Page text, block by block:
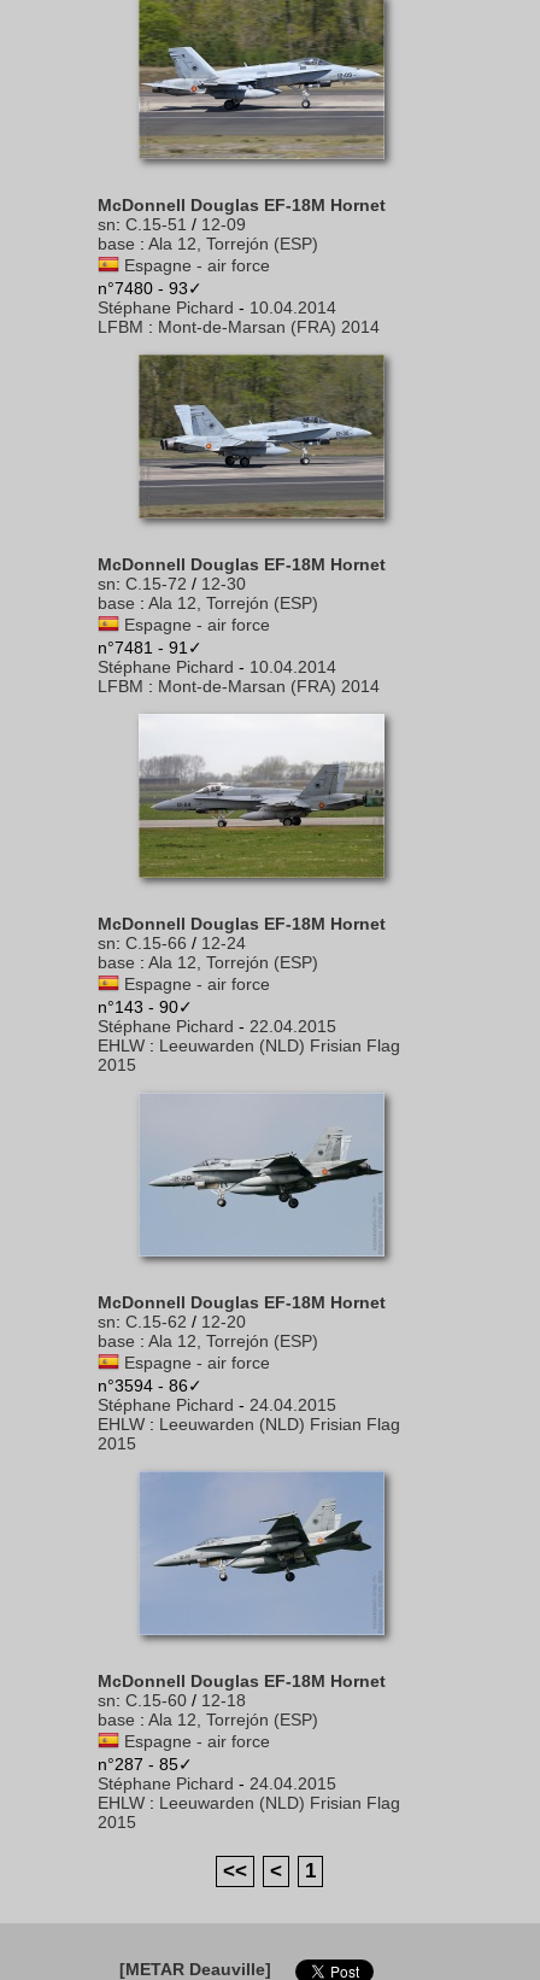
McDonnell Douglas EF-18M Hornet
sn: C.15-51 / 12-09
base : Ala 12, Torrejón (ESP)
Espagne - air force
n°7480 - 93✓
Stéphane Pichard - 10.04.2014
LFBM : Mont-de-Marsan (FRA) 2014
McDonnell Douglas EF-18M Hornet
sn: C.15-72 / 12-30
base : Ala 12, Torrejón (ESP)
Espagne - air force
n°7481 - 91✓
Stéphane Pichard - 10.04.2014
LFBM : Mont-de-Marsan (FRA) 2014
McDonnell Douglas EF-18M Hornet
sn: C.15-66 / 12-24
base : Ala 12, Torrejón (ESP)
Espagne - air force
n°143 - 90✓
Stéphane Pichard - 22.04.2015
EHLW : Leeuwarden (NLD) Frisian Flag
2015
McDonnell Douglas EF-18M Hornet
sn: C.15-62 / 12-20
base : Ala 12, Torrejón (ESP)
Espagne - air force
n°3594 - 86✓
Stéphane Pichard - 24.04.2015
EHLW : Leeuwarden (NLD) Frisian Flag
2015
McDonnell Douglas EF-18M Hornet
sn: C.15-60 / 12-18
base : Ala 12, Torrejón (ESP)
Espagne - air force
n°287 - 85✓
Stéphane Pichard - 24.04.2015
EHLW : Leeuwarden (NLD) Frisian Flag
2015
<< < 1
[METAR Deauville]